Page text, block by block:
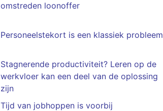
omstreden loonoffer
Personeelstekort is een klassiek probleem
Stagnerende productiviteit? Leren op de
werkvloer kan een deel van de oplossing
zijn
Tijd van jobhoppen is voorbij